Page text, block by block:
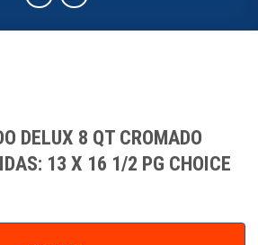
DELUX 8 QT CROMADO
13 X 16 1/2 PG CHOICE